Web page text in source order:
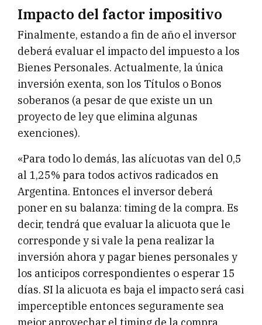
Impacto del factor impositivo
Finalmente, estando a fin de año el inversor
deberá evaluar el impacto del impuesto a los
Bienes Personales. Actualmente, la única
inversión exenta, son los Títulos o Bonos
soberanos (a pesar de que existe un un
proyecto de ley que elimina algunas
exenciones).
«Para todo lo demás, las alícuotas van del 0,5
al 1,25% para todos activos radicados en
Argentina. Entonces el inversor deberá
poner en su balanza: timing de la compra. Es
decir, tendrá que evaluar la alicuota que le
corresponde y si vale la pena realizar la
inversión ahora y pagar bienes personales y
los anticipos correspondientes o esperar 15
días. SI la alicuota es baja el impacto será casi
imperceptible entonces seguramente sea